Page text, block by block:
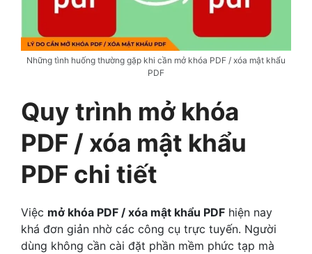
Những tình huống thường gặp khi cần mở khóa PDF / xóa mật khẩu
PDF
Quy trình mở khóa
PDF / xóa mật khẩu
PDF chi tiết
Việc mở khóa PDF / xóa mật khẩu PDF hiện nay
khá đơn giản nhờ các công cụ trực tuyến. Người
dùng không cần cài đặt phần mềm phức tạp mà